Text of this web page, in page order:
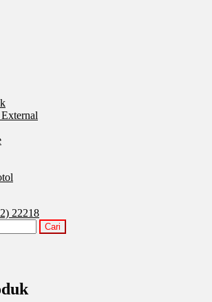
22218
Cari